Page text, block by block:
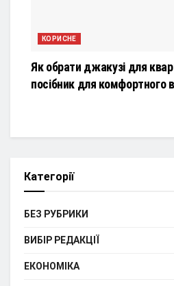
КОРИСНЕ
Як обрати джакузі для
посібник для комфортного
Категорії
БЕЗ РУБРИКИ
ВИБІР РЕДАКЦІЇ
ЕКОНОМІКА